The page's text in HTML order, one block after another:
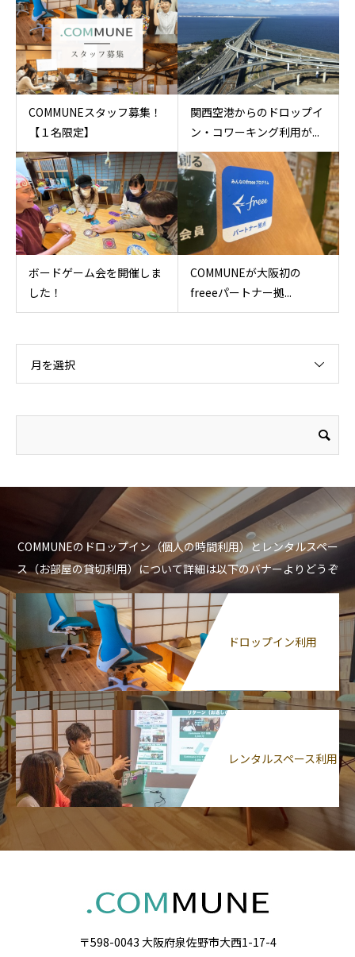
COMMUNEスタッフ募集！
【１名限定】
関西空港からのドロップイ
ン・コワーキング利用が...
ボードゲーム会を開催しま
した！
COMMUNEが大阪初の
freeeパートナー拠...
月を選択
COMMUNEのドロップイン（個人の時間利用）とレンタルスペー
ス（お部屋の貸切利用）について詳細は以下のバナーよりどうぞ
ドロップイン利用
レンタルスペース利用
〒598-0043 大阪府泉佐野市大西1-17-4